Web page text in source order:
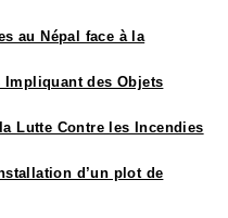
au Népal face à la
Impliquant des Objets
Lutte Contre les Incendies
d’un plot de